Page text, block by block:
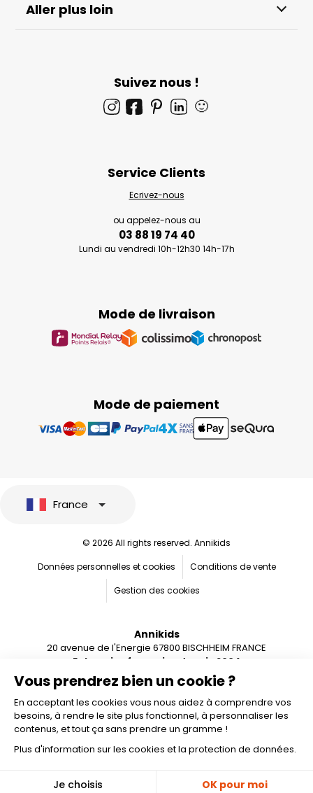
Aller plus loin
Suivez nous !
🙂
Mode de paiement
Mode de livraison
Service Clients
Ecrivez-nous
ou appelez-nous au
03 88 19 74 40
Lundi au vendredi 10h-12h30 14h-17h
Vous prendrez bien un cookie ?
En acceptant les cookies vous nous aidez à comprendre vos
besoins, à rendre le site plus fonctionnel, à personnaliser les
contenus, et tout ça sans prendre un gramme !
Plus d'information sur les cookies et la protection de données.
Je choisis OK pour moi
France
© 2026 All rights reserved. Annikids
Données personnelles et cookies
Conditions de vente
Gestion des cookies
Annikids
20 avenue de l'Energie 67800 BISCHHEIM FRANCE
Entreprise française depuis 2004
-10%